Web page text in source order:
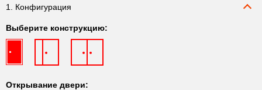
1. Конфигурация
Выберите конструкцию:
Открывание двери: